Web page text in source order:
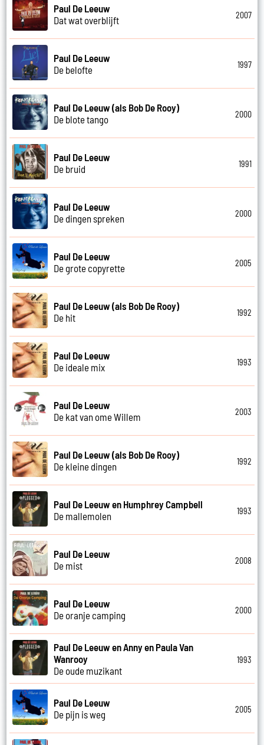
Paul De Leeuw
Dat wat overblijft
2007
Paul De Leeuw
De belofte
1997
Paul De Leeuw (als Bob De Rooy)
De blote tango
2000
Paul De Leeuw
De bruid
1991
Paul De Leeuw
De dingen spreken
2000
Paul De Leeuw
De grote copyrette
2005
Paul De Leeuw (als Bob De Rooy)
De hit
1992
Paul De Leeuw
De ideale mix
1993
Paul De Leeuw
De kat van ome Willem
2003
Paul De Leeuw (als Bob De Rooy)
De kleine dingen
1992
Paul De Leeuw en Humphrey Campbell
De mallemolen
1993
Paul De Leeuw
De mist
2008
Paul De Leeuw
De oranje camping
2000
Paul De Leeuw en Anny en Paula Van
Wanrooy
De oude muzikant
1993
Paul De Leeuw
De pijn is weg
2005